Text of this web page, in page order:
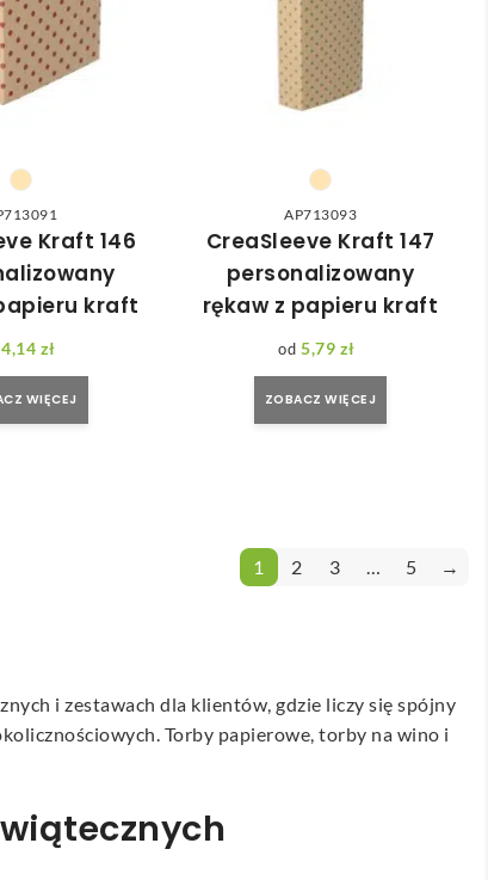
Kraft 146
kraft
4,14 zł
WIĘCEJ
AP713093
CreaSleeve Kraft 147
personalizowany
rękaw z papieru kraft
5,79 zł
ZOBACZ WIĘCEJ
1 2 3 5 →
i zestawach dla klientów, gdzie liczy się spójny
Torby papierowe, torby na wino i